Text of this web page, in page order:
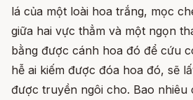
lá của một loài hoa trắng, mọc
giữa hai vực thẳm và một ngọn
bằng được cánh hoa đó để cứu
hễ ai kiếm được đóa hoa đó, sẽ
được truyền ngôi cho. Bao nhiêu